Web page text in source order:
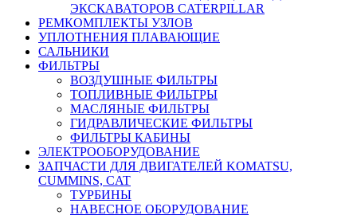
ЭКСКАВАТОРОВ CATERPILLAR
РЕМКОМПЛЕКТЫ УЗЛОВ
УПЛОТНЕНИЯ ПЛАВАЮЩИЕ
САЛЬНИКИ
ФИЛЬТРЫ
ВОЗДУШНЫЕ ФИЛЬТРЫ
ТОПЛИВНЫЕ ФИЛЬТРЫ
МАСЛЯНЫЕ ФИЛЬТРЫ
ГИДРАВЛИЧЕСКИЕ ФИЛЬТРЫ
ФИЛЬТРЫ КАБИНЫ
ЭЛЕКТРООБОРУДОВАНИЕ
ЗАПЧАСТИ ДЛЯ ДВИГАТЕЛЕЙ KOMATSU,
CUMMINS, CAT
ТУРБИНЫ
НАВЕСНОЕ ОБОРУДОВАНИЕ